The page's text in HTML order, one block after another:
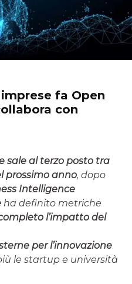
fa Open
con
sale al terzo posto tra
prossimo anno, dopo
Intelligence
ha definito metriche
l’impatto del
per l’innovazione
le startup e università